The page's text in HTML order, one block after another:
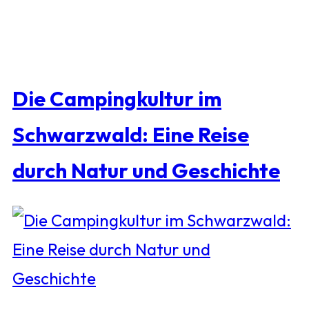
Die Campingkultur im
Schwarzwald: Eine Reise
durch Natur und Geschichte